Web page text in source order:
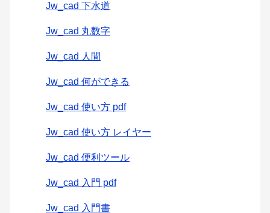
Jw_cad 下水道
Jw_cad 丸数字
Jw_cad 人間
Jw_cad 何ができる
Jw_cad 使い方 pdf
Jw_cad 使い方 レイヤー
Jw_cad 便利ツール
Jw_cad 入門 pdf
Jw_cad 入門書